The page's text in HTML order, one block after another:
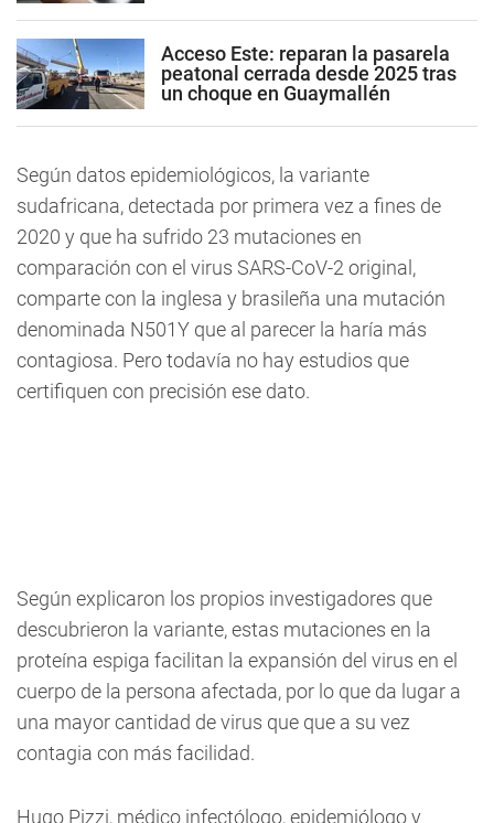
Acceso Este: reparan la pasarela
peatonal cerrada desde 2025 tras
un choque en Guaymallén
Según datos epidemiológicos, la variante
sudafricana, detectada por primera vez a fines de
2020 y que ha sufrido 23 mutaciones en
comparación con el virus SARS-CoV-2 original,
comparte con la inglesa y brasileña una mutación
denominada N501Y que al parecer la haría más
contagiosa. Pero todavía no hay estudios que
certifiquen con precisión ese dato.
Según explicaron los propios investigadores que
descubrieron la variante, estas mutaciones en la
proteína espiga facilitan la expansión del virus en el
cuerpo de la persona afectada, por lo que da lugar a
una mayor cantidad de virus que que a su vez
contagia con más facilidad.
Hugo Pizzi, médico infectólogo, epidemiólogo y